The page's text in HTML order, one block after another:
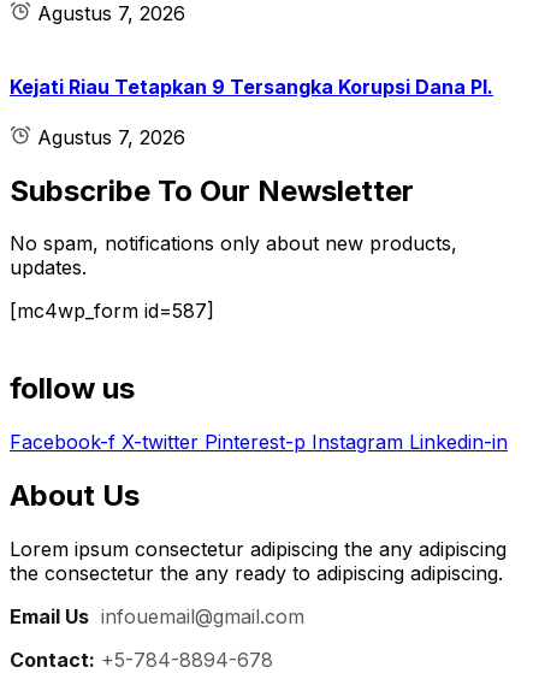
Agustus 7, 2026
Kejati Riau Tetapkan 9 Tersangka Korupsi Dana PI.
Agustus 7, 2026
Subscribe To Our Newsletter
No spam, notifications only about new products,
updates.
[mc4wp_form id=587]
follow us
Facebook-f X-twitter Pinterest-p Instagram Linkedin-in
About Us
Lorem ipsum consectetur adipiscing the any adipiscing
the consectetur the any ready to adipiscing adipiscing.
Email Us infouemail@gmail.com
Contact: +5-784-8894-678